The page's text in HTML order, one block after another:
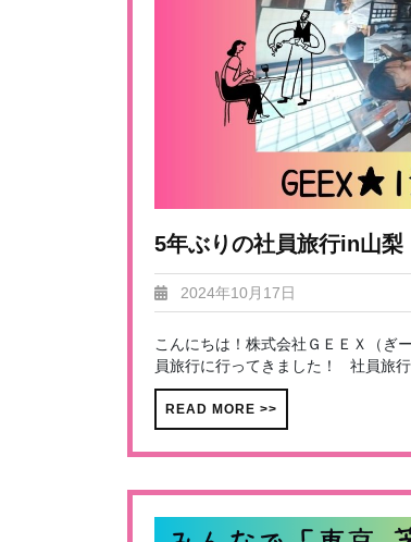
5年ぶりの社員旅行in山梨
2024年10月17日
こんにちは！株式会社ＧＥＥＸ（ぎ
員旅行に行ってきました！ 社員旅
READ MORE >>